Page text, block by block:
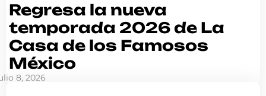
Regresa la nueva
temporada 2026 de La
Casa de los Famosos
México
8, 2026